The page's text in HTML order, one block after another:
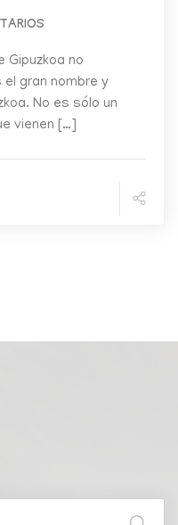
Gipuzkoa no
gran nombre y
No es sólo un
vienen […]